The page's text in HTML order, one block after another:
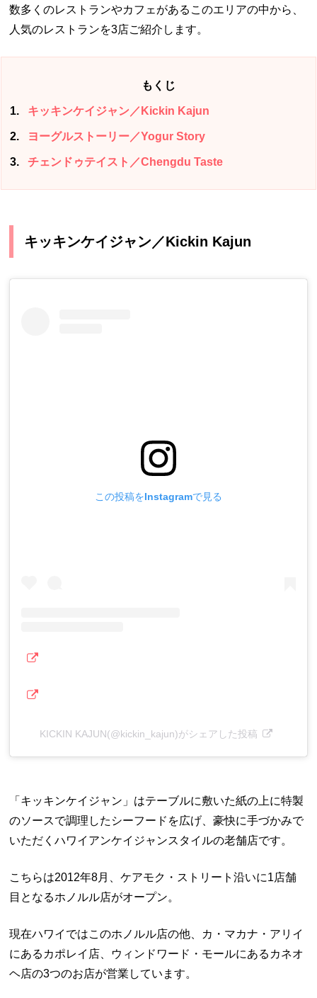
数多くのレストランやカフェがあるこのエリアの中から、
人気のレストランを3店ご紹介します。
もくじ
1 キッキンケイジャン／Kickin Kajun
2 ヨーグルストーリー／Yogur Story
3 チェンドゥテイスト／Chengdu Taste
キッキンケイジャン／Kickin Kajun
この投稿をInstagramで見る
KICKIN KAJUN(@kickin_kajun)がシェアした投稿
「キッキンケイジャン」はテーブルに敷いた紙の上に特製
のソースで調理したシーフードを広げ、豪快に手づかみで
いただくハワイアンケイジャンスタイルの老舗店です。
こちらは2012年8月、ケアモク・ストリート沿いに1店舗
目となるホノルル店がオープン。
現在ハワイではこのホノルル店の他、カ・マカナ・アリイ
にあるカポレイ店、ウィンドワード・モールにあるカネオ
ヘ店の3つのお店が営業しています。